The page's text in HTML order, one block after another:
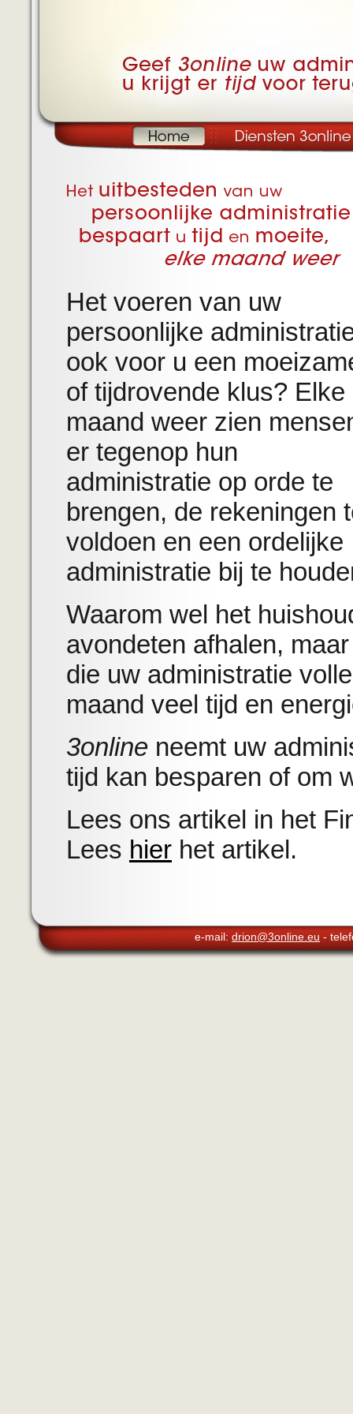
Het voeren van uw
persoonlijke
ook voor u een
of tijdrovende klus? Elke
maand weer zien
er tegenop hun
administratie op orde te
brengen, de rekeningen
voldoen en een ordelijke
administratie bij te
Waarom wel het
avondeten afhalen,
die uw administratie
maand veel tijd en
3online neemt uw
tijd kan besparen of om
Lees ons artikel in het
Lees hier het artikel.
e-mail:drion@3online.eu-